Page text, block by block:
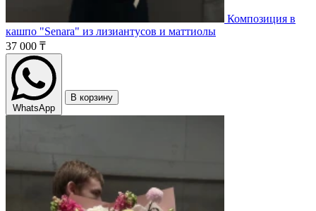
Композиция в
кашпо "Senara" из лизиантусов и маттиолы
37 000 ₸
WhatsApp
В корзину